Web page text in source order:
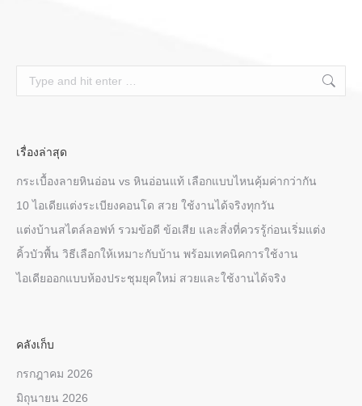
Search:
เรื่องล่าสุด
กระเบื้องลายหินอ่อน vs หินอ่อนแท้ เลือกแบบไหนคุ้มค่ากว่ากัน
10 ไอเดียแต่งระเบียงคอนโด สวย ใช้งานได้จริงทุกวัน
แต่งบ้านสไตล์ลอฟท์ รวมข้อดี ข้อเสีย และสิ่งที่ควรรู้ก่อนเริ่มแต่ง
คิ้วบัวพื้น วิธีเลือกให้เหมาะกับบ้าน พร้อมเทคนิคการใช้งาน
ไอเดียออกแบบห้องประชุมยุคใหม่ สวยและใช้งานได้จริง
คลังเก็บ
กรกฎาคม 2026
มิถุนายน 2026